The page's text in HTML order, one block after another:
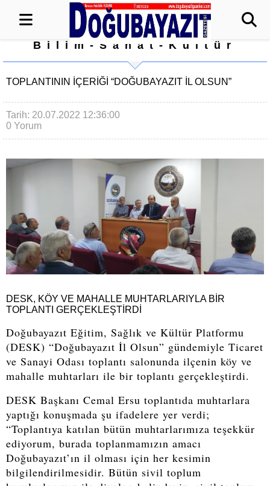
Bilim-Sanat-Kültür
TOPLANTININ İÇERİĞİ “DOĞUBAYAZIT İL OLSUN”
Tarih: 20.07.2022 12:36:00
0 Yorum
DESK, KÖY VE MAHALLE MUHTARLARIYLA BİR
TOPLANTI GERÇEKLEŞTİRDİ
Doğubayazıt Eğitim, Sağlık ve Kültür Platformu
(DESK) “Doğubayazıt İl Olsun” gündemiyle Ticaret
ve Sanayi Odası toplantı salonunda ilçenin köy ve
mahalle muhtarları ile bir toplantı gerçekleştirdi.
DESK Başkanı Cemal Ersu toplantıda muhtarlara
yaptığı konuşmada şu ifadelere yer verdi;
“Toplantıya katılan bütün muhtarlarımıza teşekkür
ediyorum, burada toplanmamızın amacı
Doğubayazıt’ın il olması için her kesimin
bilgilendirilmesidir. Bütün sivil toplum